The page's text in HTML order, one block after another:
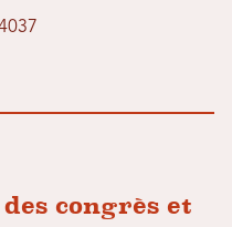
congrès et